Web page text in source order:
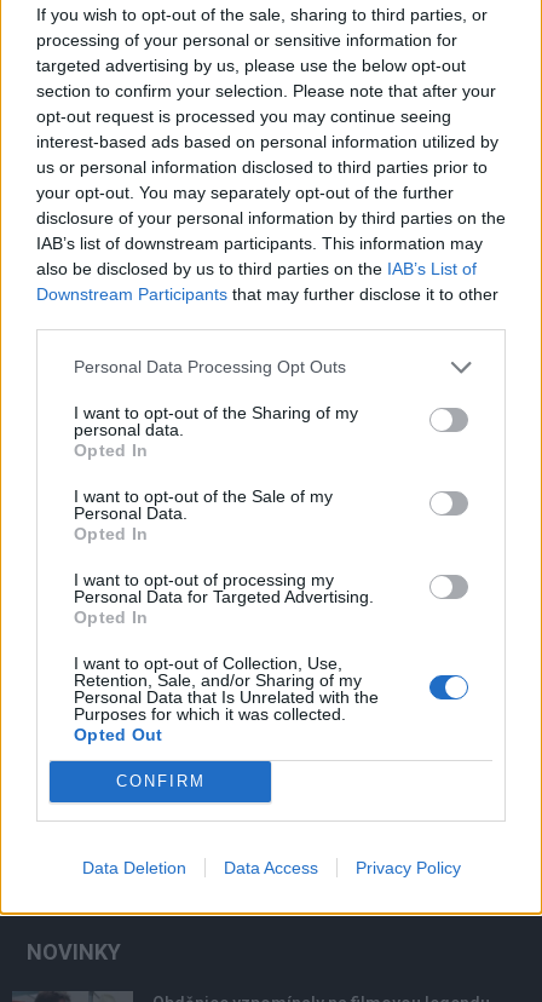
If you wish to opt-out of the sale, sharing to third parties, or
processing of your personal or sensitive information for
targeted advertising by us, please use the below opt-out
section to confirm your selection. Please note that after your
opt-out request is processed you may continue seeing
interest-based ads based on personal information utilized by
us or personal information disclosed to third parties prior to
your opt-out. You may separately opt-out of the further
disclosure of your personal information by third parties on the
IAB’s list of downstream participants. This information may
also be disclosed by us to third parties on the IAB’s List of
Downstream Participants that may further disclose it to other
Personal Data Processing Opt Outs
I want to opt-out of the Sharing of my
personal data.
Opted In
I want to opt-out of the Sale of my
Personal Data.
Opted In
I want to opt-out of processing my
Personal Data for Targeted Advertising.
Opted In
I want to opt-out of Collection, Use,
Retention, Sale, and/or Sharing of my
Personal Data that Is Unrelated with the
Purposes for which it was collected.
Opted Out
CONFIRM
Data Deletion Data Access Privacy Policy
SOUVISEJÍCÍ ČLÁNKY
VÍCE OD AUTORA
Krimi
Vykradených aut na Příbramsku přibylo.
Policie připomíná: Auto není trezor
Každý sedmý řidič měl problém. Policie
při víkendové akci na Příbramsku odhalila
Čtvrtina řidičů při kontrole na Příbramsku
neobstála. Policie o prázdninách zpřísní
dohled na silnicích
NOVINKY